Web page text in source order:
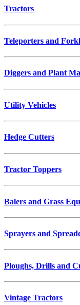
Tractors
Teleporters and
Diggers and Plant
Utility Vehicles
Hedge Cutters
Tractor Toppers
Balers and Grass
Sprayers and
Ploughs, Drills and
Vintage Tractors